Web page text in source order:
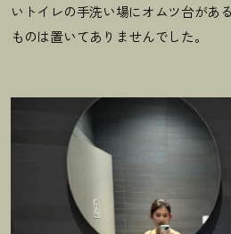
いトイレの手洗い場にオムツ台があ
ものは置いてありませんでした。